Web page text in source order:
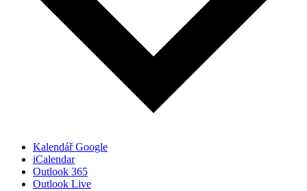
Kalendář Google
iCalendar
Outlook 365
Outlook Live